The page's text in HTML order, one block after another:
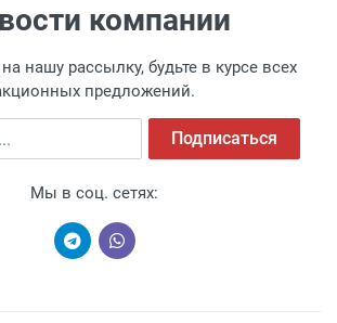
компании
нашу рассылку, будьте в курсе всех
предложений.
Подписаться
Мы в соц. сетях: